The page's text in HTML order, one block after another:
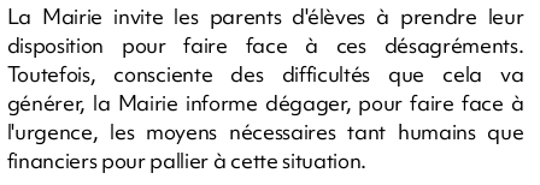
La Mairie invite les parents d'élèves à prendre leur
disposition pour faire face à ces désagréments.
Toutefois, consciente des difficultés que cela va
générer, la Mairie informe dégager, pour faire face à
l'urgence, les moyens nécessaires tant humains que
financiers pour pallier à cette situation.